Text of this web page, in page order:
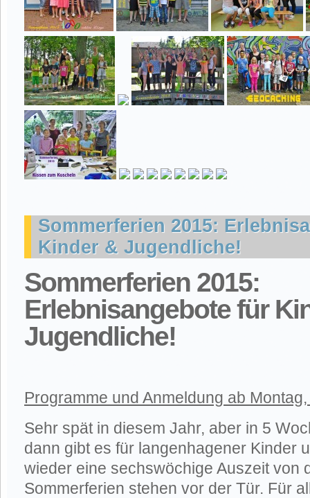
Sommerferien 2015:
Kinder & Jugendliche!
Sommerferien 2015:
Erlebnisangebote für
Jugendliche!
Programme und Anmeldung ab
Sehr spät in diesem Jahr, aber in 5
dann gibt es für langenhagener Kinder
wieder eine sechswöchige Auszeit von
Sommerferien stehen vor der Tür. Für